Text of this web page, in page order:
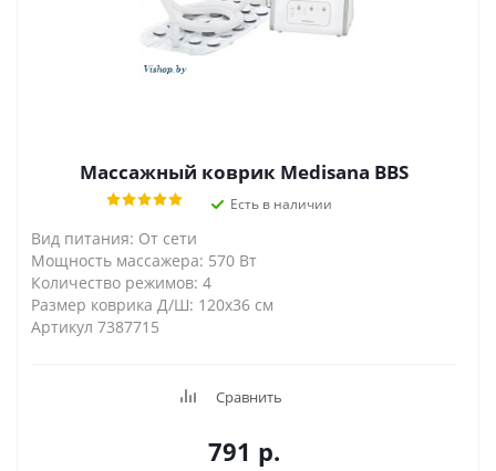
Массажный коврик Medisana BBS
Есть в наличии
Вид питания: От сети
Мощность массажера: 570 Вт
Количество режимов: 4
Размер коврика Д/Ш: 120х36 см
Артикул 7387715
Сравнить
791 р.